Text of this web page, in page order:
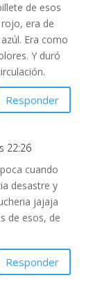
de esos
era de
Era como
Y duró
Responder
22:26
cuando
desastre y
jajaja
de esos, de
Responder